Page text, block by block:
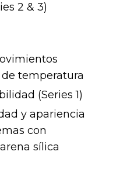
2 & 3)
temperatura
(Series 1)
y apariencia
con
sílica